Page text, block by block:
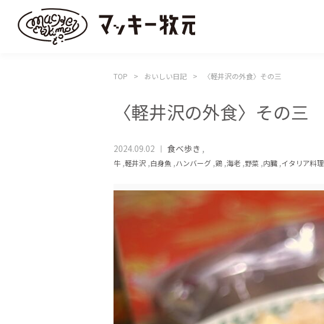
TOP おいしい日記 〈軽井沢の外食〉その三
〈軽井沢の外食〉その三
2024.09.02 食べ歩き ,
牛 ,軽井沢 ,白身魚 ,ハンバーグ ,鶏 ,海老 ,野菜 ,内臓 ,イタリア料理